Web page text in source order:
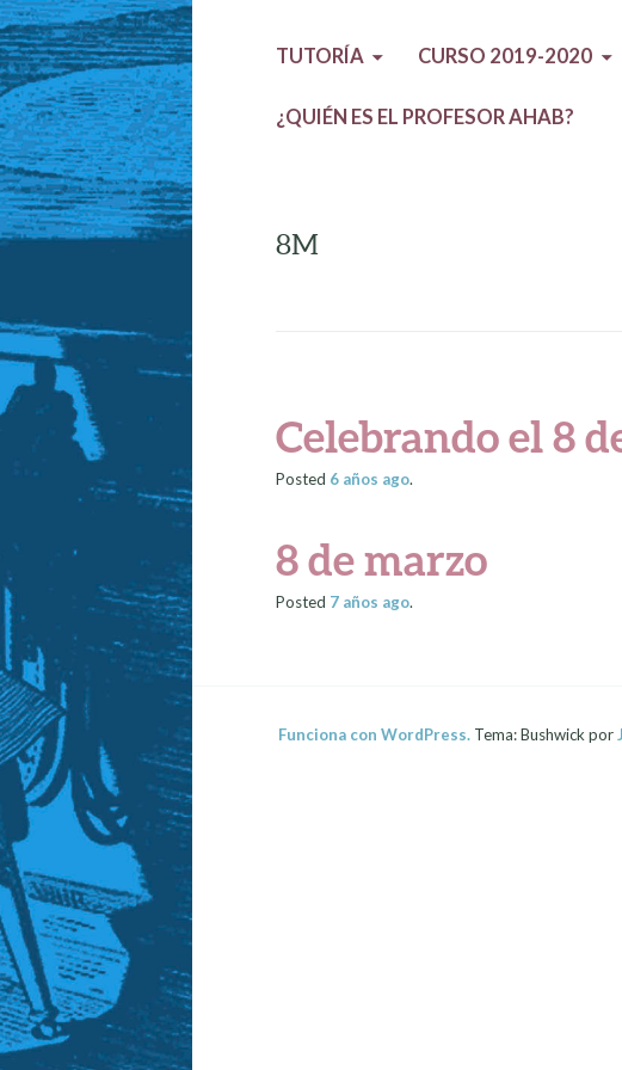
TUTORÍA CURSO 2019-2020
¿QUIÉN ES EL PROFESOR AHAB?
8M
Celebrando el 8
Posted 6 años ago.
8 de marzo
Posted 7 años ago.
Funciona con WordPress.Tema: Bushwick por